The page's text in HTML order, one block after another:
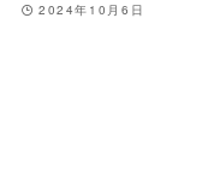
2024年10月6日